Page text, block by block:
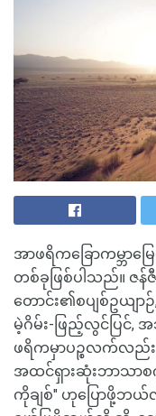
အာဖရိကခြောကမ္ဘာမ
တစ်ခုဖြစ်ပါသည်။ ဇ
တောင်း၏စပျစ်ဥယ
မဲ့ဂိမ်း-ဖြည့်လွင်ပြင်,
ဖရိကမှာပဉ္စလက်လည်း
အထင်ရှားဆုံးဘာသာစ
ကိုချစ်" ဟုပြောဖို့ဘယ်လို